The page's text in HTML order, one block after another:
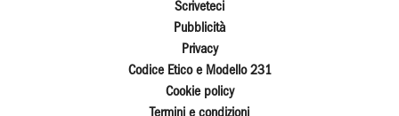
Scriveteci
Pubblicità
Privacy
Codice Etico e Modello 231
Cookie policy
Termini e condizioni